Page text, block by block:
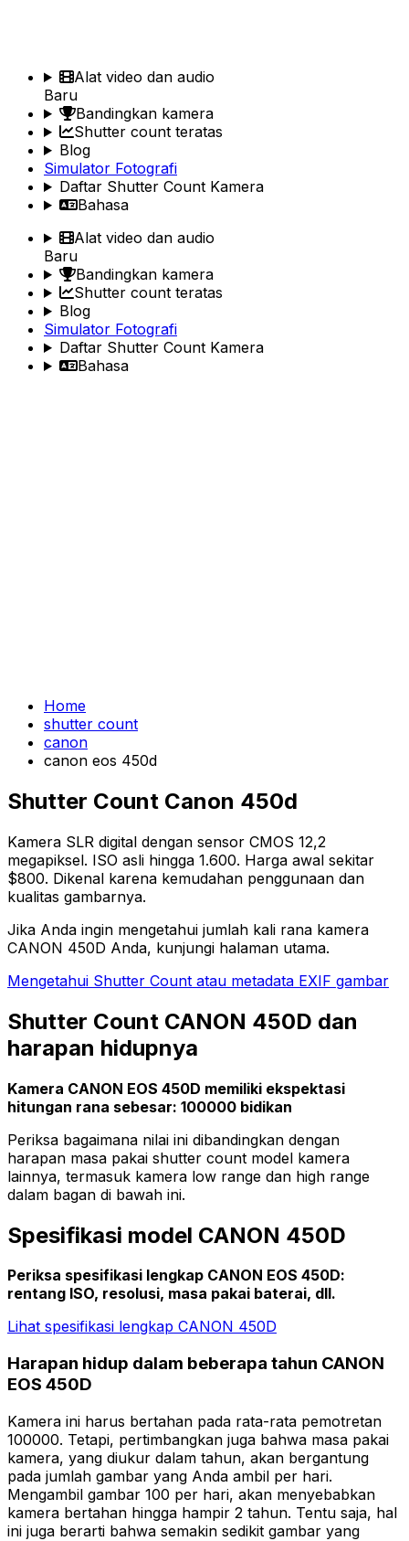
Alat video dan audio
Baru
Bandingkan kamera
Shutter count teratas
Blog
Simulator Fotografi
Daftar Shutter Count Kamera
Bahasa
Alat video dan audio
Baru
Bandingkan kamera
Shutter count teratas
Blog
Simulator Fotografi
Daftar Shutter Count Kamera
Bahasa
Home
shutter count
canon
canon eos 450d
Shutter Count Canon 450d
Kamera SLR digital dengan sensor CMOS 12,2
megapiksel. ISO asli hingga 1.600. Harga awal sekitar
$800. Dikenal karena kemudahan penggunaan dan
kualitas gambarnya.
Jika Anda ingin mengetahui jumlah kali rana kamera
CANON 450D Anda, kunjungi halaman utama.
Mengetahui Shutter Count atau metadata EXIF gambar
Shutter Count CANON 450D dan
harapan hidupnya
Kamera CANON EOS 450D memiliki ekspektasi
hitungan rana sebesar: 100000 bidikan
Periksa bagaimana nilai ini dibandingkan dengan
harapan masa pakai shutter count model kamera
lainnya, termasuk kamera low range dan high range
dalam bagan di bawah ini.
Spesifikasi model CANON 450D
Periksa spesifikasi lengkap CANON EOS 450D:
rentang ISO, resolusi, masa pakai baterai, dll.
Lihat spesifikasi lengkap CANON 450D
Harapan hidup dalam beberapa tahun CANON
EOS 450D
Kamera ini harus bertahan pada rata-rata pemotretan
100000. Tetapi, pertimbangkan juga bahwa masa pakai
kamera, yang diukur dalam tahun, akan bergantung
pada jumlah gambar yang Anda ambil per hari.
Mengambil gambar 100 per hari, akan menyebabkan
kamera bertahan hingga hampir 2 tahun. Tentu saja, hal
ini juga berarti bahwa semakin sedikit gambar yang